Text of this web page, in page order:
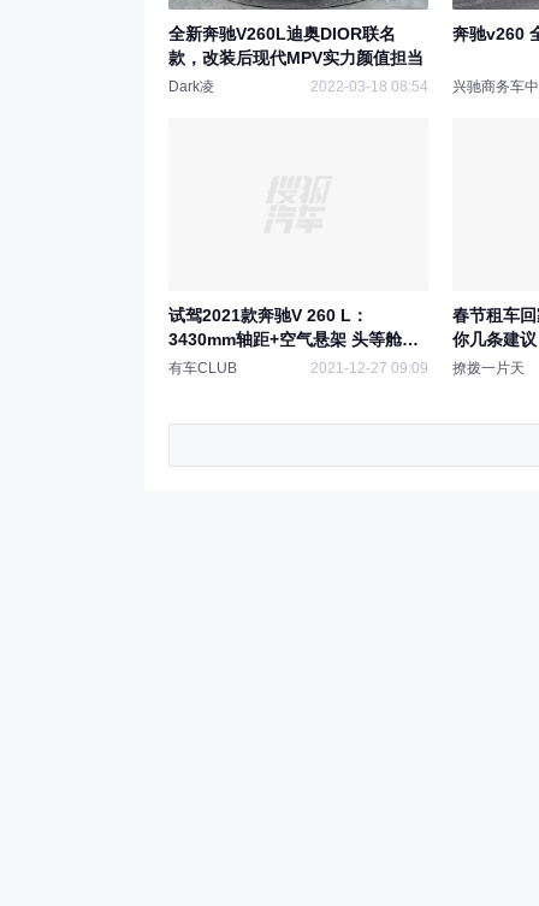
全新奔驰V260L迪奥DIOR联名
款，改装后现代MPV实力颜值担当
Dark凌 2022-03-18 08:54
奔驰v260
兴驰商务车
试驾2021款奔驰V 260 L：
3430mm轴距+空气悬架 头等舱体
验开启
有车CLUB 2021-12-27 09:09
春节租车
你几条建议
撩拨一片天